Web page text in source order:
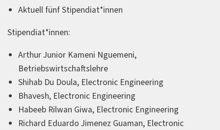
Aktuell fünf Stipendiat*innen
Stipendiat*innen:
Arthur Junior Kameni Nguemeni,
Betriebswirtschaftslehre
Shihab Du Doula, Electronic Engineering
Bhavesh, Electronic Engineering
Habeeb Rilwan Giwa, Electronic Engineering
Richard Eduardo Jimenez Guaman, Electronic